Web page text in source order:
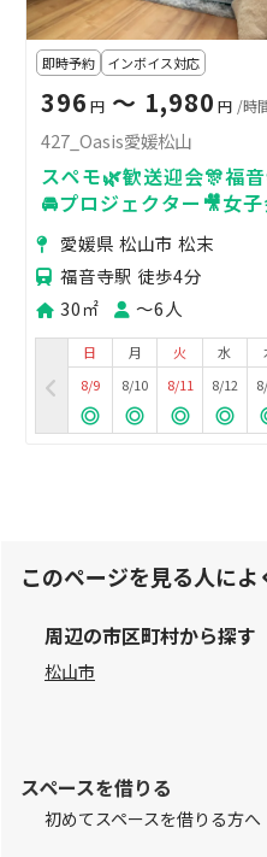
即時予約 インボイス対応
396 円 〜 1,980 円 /時
427_Oasis愛媛松山
スペモ🌿歓送迎会🎊福
🚘プロジェクター🎥女
🎉映画鑑賞🎥427_Oasis
愛媛県 松山市 松末
福音寺駅 徒歩4分
30㎡
〜6人
日
8/9
月
8/10
火
8/11
水
8/12
このページを見る人に
周辺の市区町村から探す
松山市
スペースを借りる
初めてスペースを借りる方へ